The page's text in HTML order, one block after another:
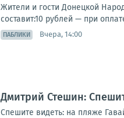
Жители и гости Донецкой
составит:10 рублей — при
ПАБЛИКИ Вчера, 14:00
Дмитрий Стешин:
Спешите видеть: на пляже